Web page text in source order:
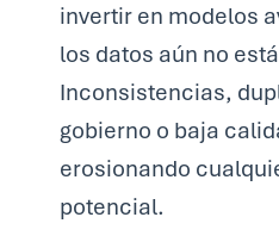
invertir en modelos
los datos aún no
Inconsistencias,
gobierno o baja
erosionando
potencial.